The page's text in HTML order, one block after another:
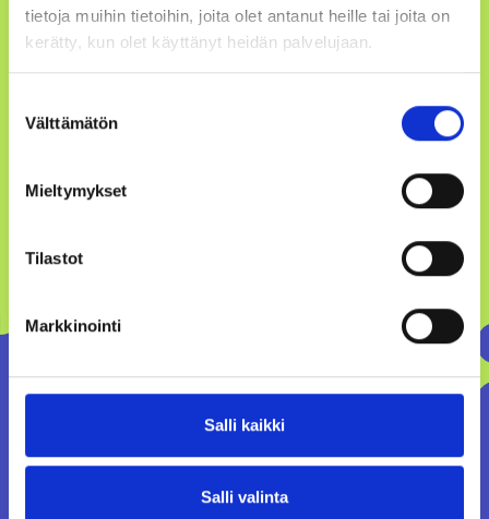
tietoja muihin tietoihin, joita olet antanut heille tai joita on
kerätty, kun olet käyttänyt heidän palvelujaan.
valinta
Välttämätön
Mieltymykset
Tilastot
Markkinointi
Salli kaikki
Salli valinta